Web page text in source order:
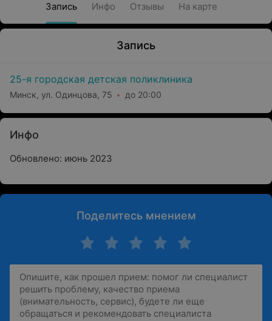
Запись Инфо Отзывы На карте
Запись
25-я городская детская поликлиника
Минск, ул. Одинцова, 75 до 20:00
Инфо
Обновлено: июнь 2023
Поделитесь мнением